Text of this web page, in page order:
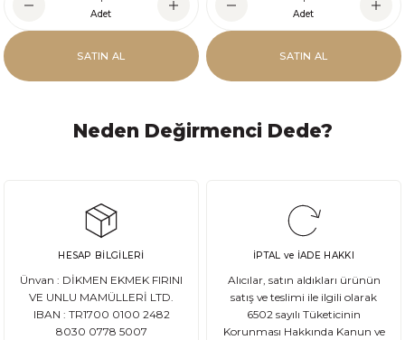
Adet
SATIN AL
Adet
SATIN AL
Neden Değirmenci Dede?
HESAP BİLGİLERİ
Ünvan : DİKMEN EKMEK FIRINI
VE UNLU MAMÜLLERİ LTD.
IBAN : TR1700 0100 2482
8030 0778 5007
İPTAL ve İADE HAKKI
Alıcılar, satın aldıkları ürünün
satış ve teslimi ile ilgili olarak
6502 sayılı Tüketicinin
Korunması Hakkında Kanun ve